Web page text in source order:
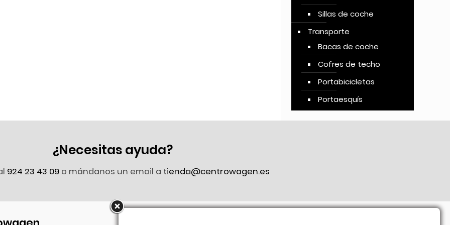
Sillas de coche
Transporte
Bacas de coche
Cofres de techo
Portabicicletas
Portaesquís
¿Necesitas ayuda?
924 23 43 09 o mándanos un email a tienda@centrowagen.es